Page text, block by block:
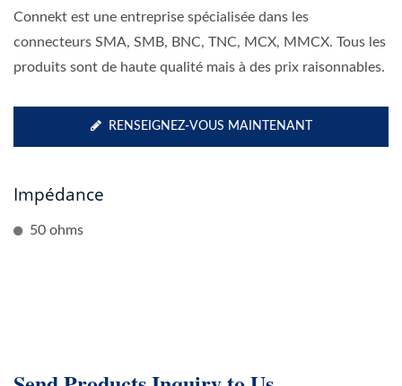
Connekt est une entreprise spécialisée dans les
connecteurs SMA, SMB, BNC, TNC, MCX, MMCX. Tous les
produits sont de haute qualité mais à des prix raisonnables.
RENSEIGNEZ-VOUS MAINTENANT
Impédance
50 ohms